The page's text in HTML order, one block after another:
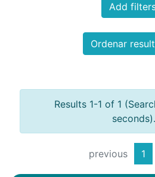
Add
Ordenar
Results 1-1 of 1
seconds).
previous 1